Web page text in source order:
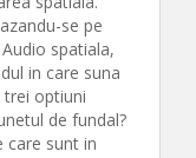
se pe
spatiala,
in care suna
trei optiuni
de fundal?
care sunt in